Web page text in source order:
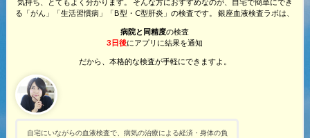
る「がん」「生活習慣病」「B型・C型肝炎」の検査です。 銀座血液検査ラボは、
病院と同精度の検査
3日後にアプリに結果を通知
だから、本格的な検査が手軽にできますよ。
自宅にいながらの血液検査で、病気の治療による経済・身体の負